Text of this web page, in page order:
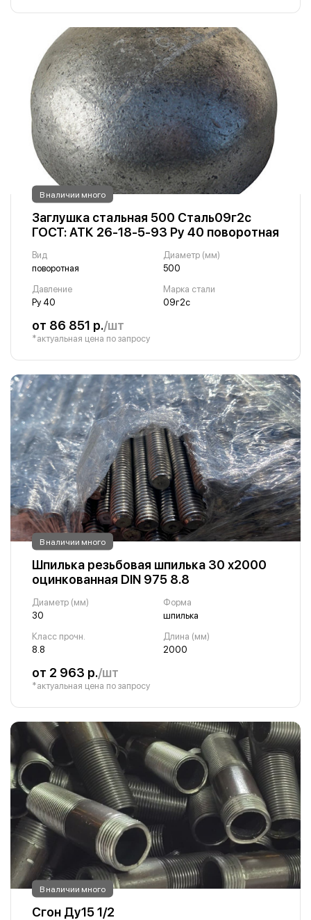
В наличии много
Заглушка стальная 500 Сталь09г2с
ГОСТ: АТК 26-18-5-93 Ру 40 поворотная
Вид
поворотная
Диаметр (мм)
500
Давление
Ру 40
Марка стали
09г2с
от 86 851 р./шт
*актуальная цена по запросу
В наличии много
Шпилька резьбовая шпилька 30 х2000
оцинкованная DIN 975 8.8
Диаметр (мм)
30
Форма
шпилька
Класс прочн.
8.8
Длина (мм)
2000
от 2 963 р./шт
*актуальная цена по запросу
В наличии много
Сгон Ду15 1/2